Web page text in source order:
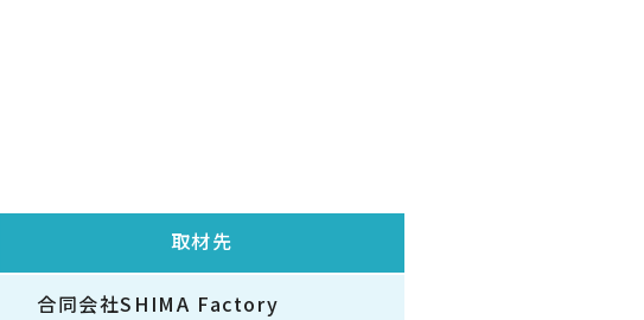
取材先
合同会社SHIMA Factory